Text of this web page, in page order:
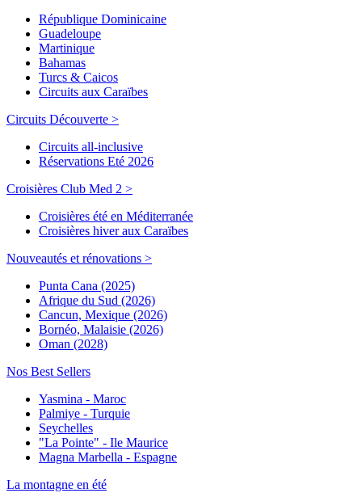
République Dominicaine
Guadeloupe
Martinique
Bahamas
Turcs & Caicos
Circuits aux Caraïbes
Circuits Découverte >
Circuits all-inclusive
Réservations Eté 2026
Croisières Club Med 2 >
Croisières été en Méditerranée
Croisières hiver aux Caraïbes
Nouveautés et rénovations >
Punta Cana (2025)
Afrique du Sud (2026)
Cancun, Mexique (2026)
Bornéo, Malaisie (2026)
Oman (2028)
Nos Best Sellers
Yasmina - Maroc
Palmiye - Turquie
Seychelles
"La Pointe" - Ile Maurice
Magna Marbella - Espagne
La montagne en été